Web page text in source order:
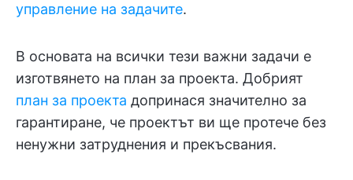
управление на задачите.
В основата на всички тези важни задачи е
изготвянето на план за проекта. Добрият
план за проекта допринася значително за
гарантиране, че проектът ви ще протече без
ненужни затруднения и прекъсвания.